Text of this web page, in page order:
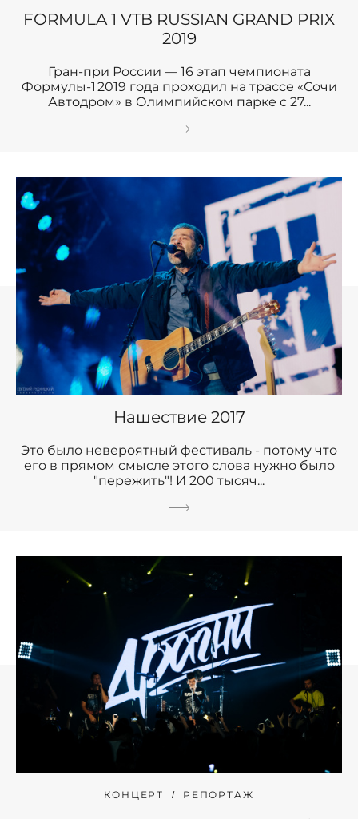
FORMULA 1 VTB RUSSIAN GRAND PRIX
2019
Гран-при России — 16 этап чемпионата
Формулы-1 2019 года проходил на трассе «Сочи
Автодром» в Олимпийском парке с 27...
Нашествие 2017
Это было невероятный фестиваль - потому что
его в прямом смысле этого слова нужно было
"пережить"! И 200 тысяч...
КОНЦЕРТ РЕПОРТАЖ